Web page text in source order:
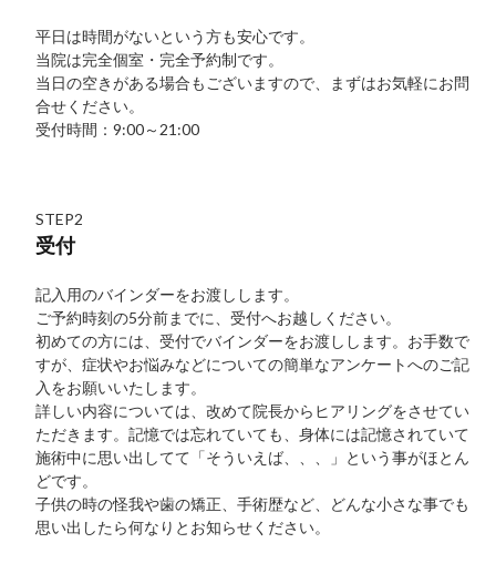
平日は時間がないという方も安心です。
当院は完全個室・完全予約制です。
当日の空きがある場合もございますので、まずはお気軽にお問
合せください。
受付時間：9:00～21:00
STEP2
受付
記入用のバインダーをお渡しします。
ご予約時刻の5分前までに、受付へお越しください。
初めての方には、受付でバインダーをお渡しします。お手数で
すが、症状やお悩みなどについての簡単なアンケートへのご記
入をお願いいたします。
詳しい内容については、改めて院長からヒアリングをさせてい
ただきます。記憶では忘れていても、身体には記憶されていて
施術中に思い出してて「そういえば、、、」という事がほとん
どです。
子供の時の怪我や歯の矯正、手術歴など、どんな小さな事でも
思い出したら何なりとお知らせください。